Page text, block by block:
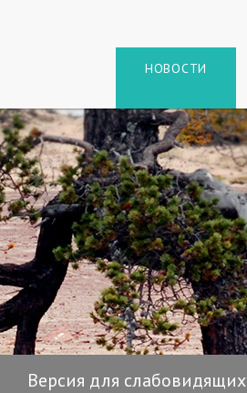
НОВОСТИ
Версия для слабовидящих